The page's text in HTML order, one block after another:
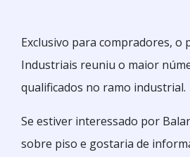
Exclusivo para compradores, o
Industriais reuniu o maior
qualificados no ramo industrial.
Se estiver interessado por
sobre piso e gostaria de